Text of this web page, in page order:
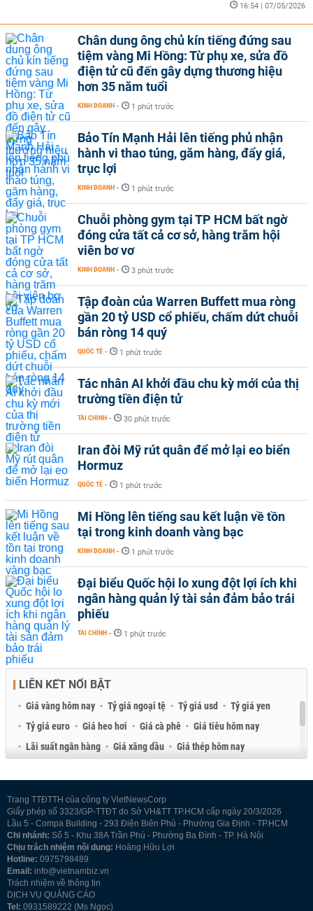
16:54 | 07/05/2026
Chân dung ông chủ kín tiếng đứng sau
tiệm vàng Mi Hồng: Từ phụ xe, sửa đồ
điện tử cũ đến gây dựng thương hiệu
hơn 35 năm tuổi
KINH DOANH - 1 phút trước
Bảo Tín Mạnh Hải lên tiếng phủ nhận
hành vi thao túng, găm hàng, đẩy giá,
trục lợi
KINH DOANH - 1 phút trước
Chuỗi phòng gym tại TP HCM bất ngờ
đóng cửa tất cả cơ sở, hàng trăm hội
viên bơ vơ
KINH DOANH - 3 phút trước
Tập đoàn của Warren Buffett mua ròng
gần 20 tỷ USD cổ phiếu, chấm dứt chuỗi
bán ròng 14 quý
QUỐC TẾ - 1 phút trước
Tác nhân AI khởi đầu chu kỳ mới của thị
trường tiền điện tử
TÀI CHÍNH - 30 phút trước
Iran đòi Mỹ rút quân để mở lại eo biển
Hormuz
QUỐC TẾ - 1 phút trước
Mi Hồng lên tiếng sau kết luận về tồn
tại trong kinh doanh vàng bạc
KINH DOANH - 1 phút trước
Đại biểu Quốc hội lo xung đột lợi ích khi
ngân hàng quản lý tài sản đảm bảo trái
phiếu
TÀI CHÍNH - 1 phút trước
LIÊN KẾT NỔI BẬT
Giá vàng hôm nay Tỷ giá ngoại tệ Tỷ giá usd
Tỷ giá yen
Tỷ giá euro
Giá heo hơi Giá cà phê
Giá tiêu hôm nay
Lãi suất ngân hàng
Giá xăng dầu
Giá thép hôm nay
Trang TTĐTTH của công ty VietNewsCorp
Giấy phép số 3323/GP-TTĐT do Sở VH&TT TP.HCM cấp ngày 20/3/2026
Lầu 5 - Compa Building - 293 Điện Biên Phủ - Phường Gia Định - TP.HCM
Chi nhánh: Số 5 - Khu 38A Trần Phú - Phường Ba Đình - TP. Hà Nội
Chịu trách nhiệm nội dung: Hoàng Hữu Lợi
Hotline: 0975798489
Email: info@vietnambiz.vn
Trách nhiệm về thông tin
DỊCH VỤ QUẢNG CÁO
Tel: 0931589222 (Ms Ngọc)